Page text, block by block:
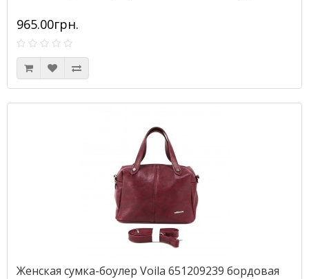
965.00грн.
Женская сумка-боулер Voila 651209239 бордовая